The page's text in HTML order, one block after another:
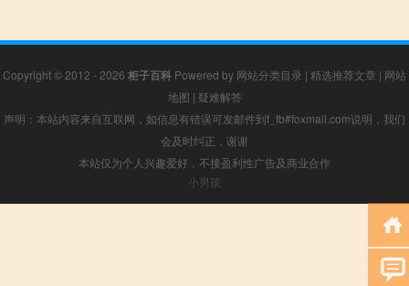
Copyright © 2012 - 2026 柜子百科 Powered by 网站分类目录 | 精选推荐文章 | 网站
地图 | 疑难解答
声明：本站内容来自互联网，如信息有错误可发邮件到f_fb#foxmail.com说明，我们
会及时纠正，谢谢
本站仅为个人兴趣爱好，不接盈利性广告及商业合作
小男孩